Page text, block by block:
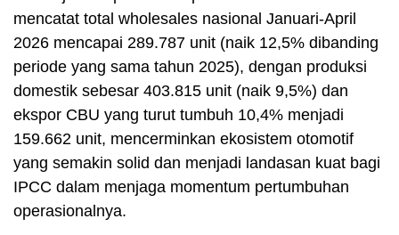
mencatat total wholesales nasional Januari-April
2026 mencapai 289.787 unit (naik 12,5% dibanding
periode yang sama tahun 2025), dengan produksi
domestik sebesar 403.815 unit (naik 9,5%) dan
ekspor CBU yang turut tumbuh 10,4% menjadi
159.662 unit, mencerminkan ekosistem otomotif
yang semakin solid dan menjadi landasan kuat bagi
IPCC dalam menjaga momentum pertumbuhan
operasionalnya.